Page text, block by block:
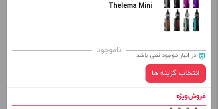
برای فعال شدن سبد خرید و نمایش قیمت ، گزینه های محصول را
از کادر بالا انتخاب کنید.
+
افزودن به سبد خرید
Thelema Mini
ناموجود در انبار موجود نمی باشد
انتخاب گزینه ها